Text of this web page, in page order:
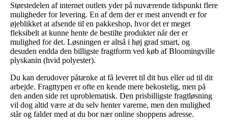
Størstedelen af internet outlets yder på nuværende tidspunkt flere
muligheder for levering. En af dem der er mest anvendt er for
øjeblikket at afsende til en pakkeshop, hvor det er meget
fleksibelt at kunne hente de bestilte produkter når der er
mulighed for det. Løsningen er altså i høj grad smart, og
desuden endda den billigste fragtform ved køb af Bloomingville
plyskanin (hvid polyester).
Du kan derudover påtænke at få leveret til dit hus eller ud til dit
arbejde. Fragttypen er ofte en kende mere bekostelig, men på
den anden side ret uproblematisk. Den prisbilligste fragtløsning
vil dog altid være at du selv henter varerne, men den mulighed
står og falder med at du bor nær online shoppens adresse.